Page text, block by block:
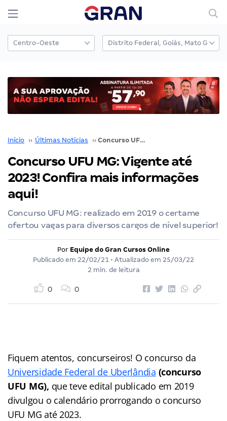
Início ›› Últimas Notícias ›› Concurso UFU MG: Vigente até 2023! Confira mais informações aqui!
Concurso UFU MG: Vigente até
2023! Confira mais informações
aqui!
Concurso UFU MG: realizado em 2019 o certame
ofertou vagas para diversos cargos de nível superior!
Por Equipe do Gran Cursos Online
Publicado em 22/02/21 • Atualizado em 25/03/22
2 min. de leitura
0 0
Fiquem atentos, concurseiros! O concurso da
Universidade Federal de Uberlândia (concurso
UFU MG), que teve edital publicado em 2019
divulgou o calendário prorrogando o concurso
UFU MG até 2023.